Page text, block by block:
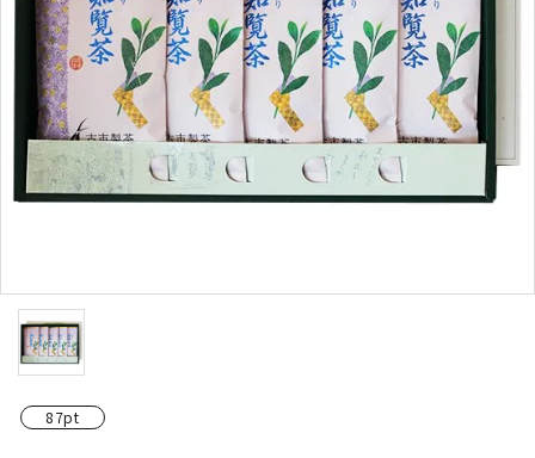
お茶の種類から探す
シリーズで探す
ギフト
予算で探す
コンテンツ
プライバシーポリシー
87pt